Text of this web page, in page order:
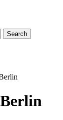
Search